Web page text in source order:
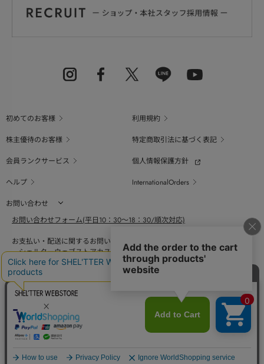
初めてのお客様
利用規約
株主優待のお客様
特定商取引法に基づく表記
会員ランクサービス
個人情報保護方針
ヘルプ
InternationalOrders
お問い合わせ
お問い合わせフォーム(平日10：30～18：30/順次対応)
お支払い・配送に関するお問い合わせ（平日10：30～18：00）
シェルターウェブストアカスタマーセンター
0800-123-6820
商品の素材、サイズ、仕様等に関するお問い合せ（平日10：30～18：00）
バロックジャパンリミテッドコールセンター
03-6730-9191
BAROQUE JAPAN LIMITED
採用情報